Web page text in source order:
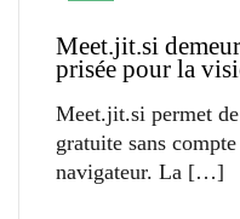
Meet.jit.si
prisée pour la
Meet.jit.si permet
gratuite sans
navigateur. La